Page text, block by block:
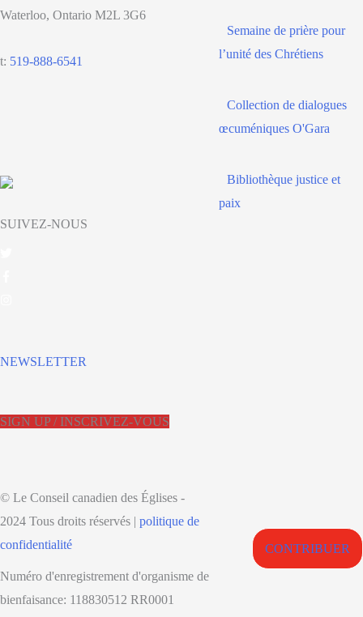
Waterloo, Ontario M2L 3G6
t: 519-888-6541
Semaine de prière pour
l’unité des Chrétiens
Collection de dialogues
œcuméniques O'Gara
Bibliothèque justice et
paix
SUIVEZ-NOUS
NEWSLETTER
SIGN UP / INSCRIVEZ-VOUS
© Le Conseil canadien des Églises -
2024 Tous droits réservés | politique de
confidentialité
Numéro d'enregistrement d'organisme de
bienfaisance: 118830512 RR0001
CONTRIBUER